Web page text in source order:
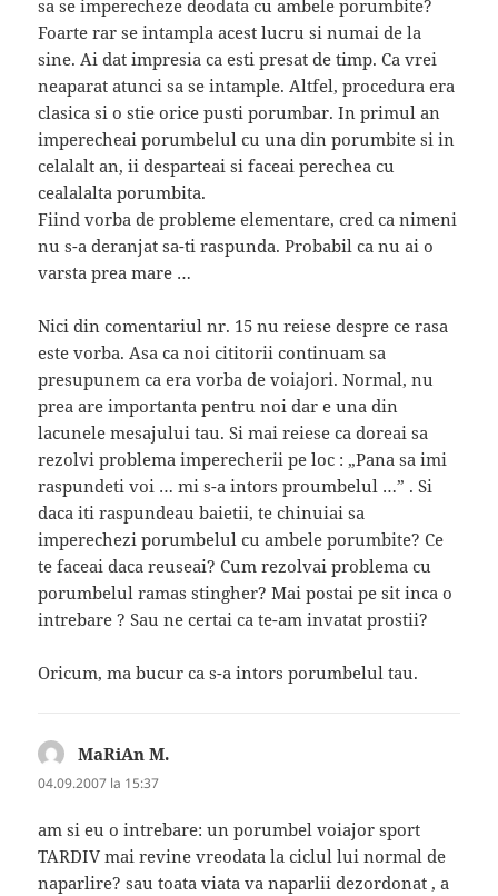
sa se imperecheze deodata cu ambele porumbite?
Foarte rar se intampla acest lucru si numai de la
sine. Ai dat impresia ca esti presat de timp. Ca vrei
neaparat atunci sa se intample. Altfel, procedura era
clasica si o stie orice pusti porumbar. In primul an
imperecheai porumbelul cu una din porumbite si in
celalalt an, ii desparteai si faceai perechea cu
cealalalta porumbita.
Fiind vorba de probleme elementare, cred ca nimeni
nu s-a deranjat sa-ti raspunda. Probabil ca nu ai o
varsta prea mare …
Nici din comentariul nr. 15 nu reiese despre ce rasa
este vorba. Asa ca noi cititorii continuam sa
presupunem ca era vorba de voiajori. Normal, nu
prea are importanta pentru noi dar e una din
lacunele mesajului tau. Si mai reiese ca doreai sa
rezolvi problema imperecherii pe loc : „Pana sa imi
raspundeti voi … mi s-a intors proumbelul …” . Si
daca iti raspundeau baietii, te chinuiai sa
imperechezi porumbelul cu ambele porumbite? Ce
te faceai daca reuseai? Cum rezolvai problema cu
porumbelul ramas stingher? Mai postai pe sit inca o
intrebare ? Sau ne certai ca te-am invatat prostii?
Oricum, ma bucur ca s-a intors porumbelul tau.
MaRiAn M.
04.09.2007 la 15:37
am si eu o intrebare: un porumbel voiajor sport
TARDIV mai revine vreodata la ciclul lui normal de
naparlire? sau toata viata va naparlii dezordonat , a